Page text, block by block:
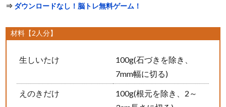
⇒ ダウンロードなし！脳トレ無料ゲーム！
材料【2人分】
生しいたけ
100g(石づきを除き、
7mm幅に切る)
えのきだけ
100g(根元を除き、2～